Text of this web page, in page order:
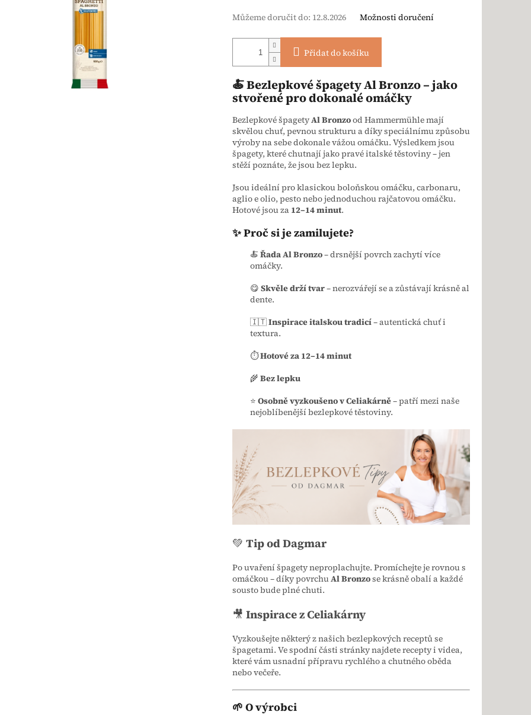
Můžeme doručit do: 12.8.2026 Možnosti doručení
Přidat do košíku
🍝 Bezlepkové špagety Al Bronzo – jako
stvořené pro dokonalé omáčky
Bezlepkové špagetyAl Bronzood Hammermühle mají
skvělou chuť, pevnou strukturu a díky speciálnímu způsobu
výroby na sebe dokonale vážou omáčku. Výsledkem jsou
špagety, které chutnají jako pravé italské těstoviny – jen
stěží poznáte, že jsou bez lepku.
Jsou ideální pro klasickou boloňskou omáčku, carbonaru,
aglio e olio, pesto nebo jednoduchou rajčatovou omáčku.
Hotové jsou za 12–14 minut.
✨ Proč si je zamilujete?
🍝 Řada Al Bronzo– drsnější povrch zachytí více
omáčky.
😋 Skvěle drží tvar– nerozvářejí se a zůstávají krásně al
dente.
🇮🇹Inspirace italskou tradicí– autentická chuť i
textura.
⏱️Hotové za 12–14 minut
🌾 Bez lepku
⭐ Osobně vyzkoušeno v Celiakárně– patří mezi naše
nejoblíbenější bezlepkové těstoviny.
💚 Tip od Dagmar
Po uvaření špagety neproplachujte. Promíchejte je rovnou s
omáčkou – díky povrchuAl Bronzose krásně obalí a každé
sousto bude plné chuti.
🎥 Inspirace z Celiakárny
Vyzkoušejte některý z našich bezlepkových receptů se
špagetami. Ve spodní části stránky najdete recepty i videa,
které vám usnadní přípravu rychlého a chutného oběda
nebo večeře.
🌱 O výrobci